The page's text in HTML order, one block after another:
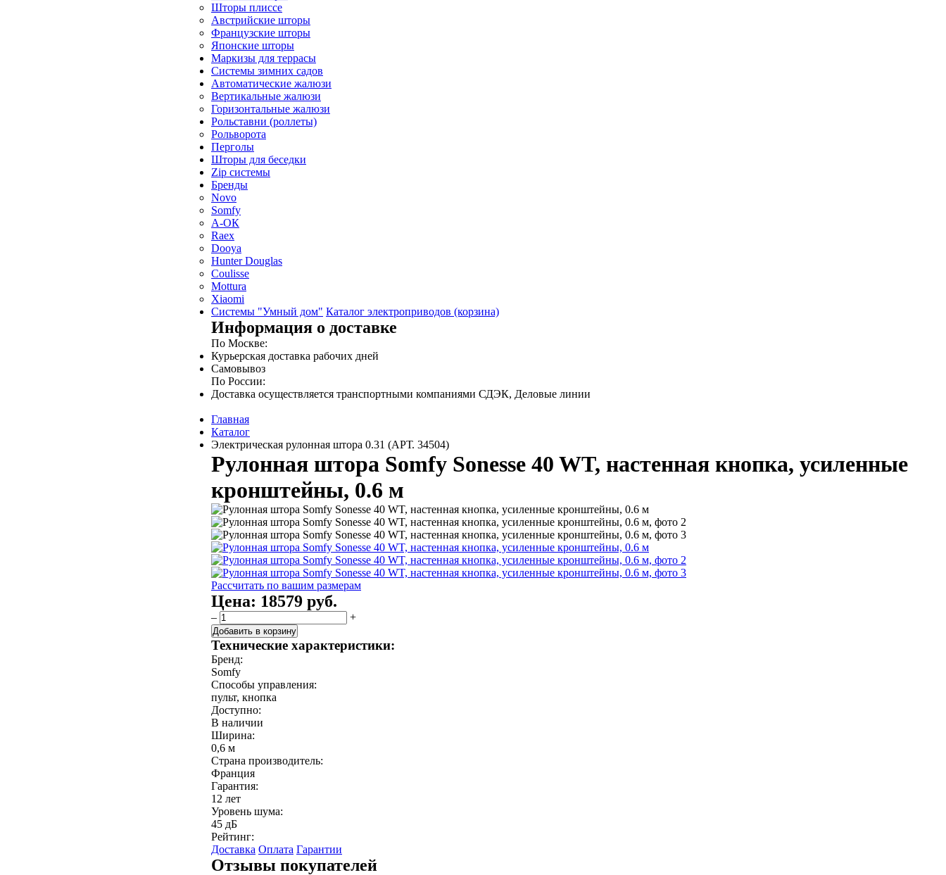
Шторы плиссе
Австрийские шторы
Французские шторы
Японские шторы
Маркизы для террасы
Системы зимних садов
Автоматические жалюзи
Вертикальные жалюзи
Горизонтальные жалюзи
Рольставни (роллеты)
Рольворота
Перголы
Шторы для беседки
Zip системы
Бренды
Novo
Somfy
А-ОК
Raex
Dooya
Hunter Douglas
Coulisse
Mottura
Xiaomi
Системы "Умный дом" Каталог электроприводов (корзина)
Информация о доставке
По Москве:
Курьерская доставка рабочих дней
Самовывоз
По России:
Доставка осуществляется транспортными компаниями СДЭК, Деловые линии
Главная
Каталог
Электрическая рулонная штора 0.31 (АРТ. 34504)
Рулонная штора Somfy Sonesse 40 WT, настенная кнопка, усиленные
кронштейны, 0.6 м
Рассчитать по вашим размерам
Цена: 18579 руб.
– +
Добавить в корзину
Технические характеристики:
Бренд:
Somfy
Способы управления:
пульт, кнопка
Доступно:
В наличии
Ширина:
0,6 м
Страна производитель:
Франция
Гарантия:
12 лет
Уровень шума:
45 дБ
Рейтинг:
Доставка Оплата Гарантии
Отзывы покупателей